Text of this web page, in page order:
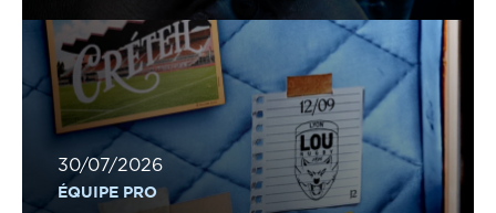
30/07/2026
ÉQUIPE PRO